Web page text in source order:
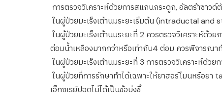
การตรวจวิเคราะห์ด้วยการสแกนกระดูก, อัลตร้าซาว
ในผู้ป่วยมะเร็งเต้านมระยะเริ่มต้น (intraductal and
ในผู้ป่วยมะเร็งเต้านมระยะที่ 2 ควรตรวจวิเคราะห์ด้ว
ต่อมน้ำเหลืองมากกว่าหรือเท่ากับ4 ต่อม ควรพิจารณา
ในผู้ป่วยมะเร็งเต้านมระยะที่ 3 การตรวจวิเคราะห์ด้ว
ในผู้ป่วยที่การรักษาทำได้เฉพาะให้ยาฮอร์โมนหรือยา
เอ็กซเรย์ปอดไม่ได้เป็นข้อบ่งชี้